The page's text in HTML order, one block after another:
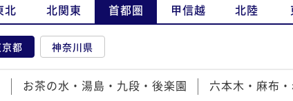
北 北関東 首都圏 甲信越 北陸
都 神奈川県
お茶の水・湯島・九段・後楽園 六本木・麻布